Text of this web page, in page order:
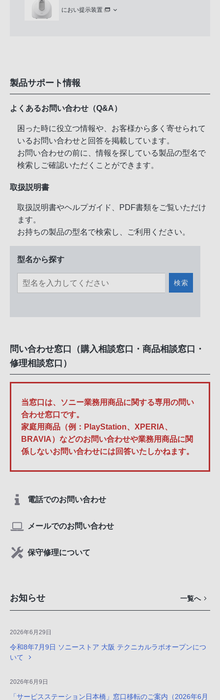
におい提示装置
製品サポート情報
よくあるお問い合わせ（Q&A）
困った時に役立つ情報や、お客様から多く寄せられて
いるお問い合わせと回答を掲載しています。
お問い合わせの前に、情報を探している製品の型名で
検索しご確認いただくことができます。
取扱説明書
取扱説明書やヘルプガイド、PDF書類をご覧いただけ
ます。
お持ちの製品の型名で検索し、ご利用ください。
型名から探す
検索
問い合わせ窓口（購入相談窓口・商品相談窓口・
修理相談窓口）
当窓口は、ソニー業務用商品に関する専用の問い
合わせ窓口です。
家庭用商品（例：PlayStation、XPERIA、
BRAVIA）などのお問い合わせや業務用商品に関
係しないお問い合わせには回答いたしかねます。
電話でのお問い合わせ
メールでのお問い合わせ
保守修理について
お知らせ 一覧へ
2026年6月29日
令和8年7月9日 ソニーストア 大阪 テクニカルラボオープンにつ
いて
2026年6月9日
「サービスステーション日本橋」窓口移転のご案内（2026年6月